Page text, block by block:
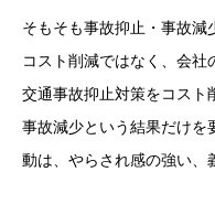
そもそも事故抑止・事故減
コスト削減ではなく、会社
交通事故抑止対策をコスト
事故減少という結果だけを
動は、やらされ感の強い、